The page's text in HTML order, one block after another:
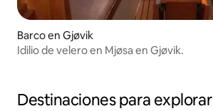
Barco en Gjøvik
Idilio de velero en Mjøsa en Gjøvik.
Destinaciones para explorar